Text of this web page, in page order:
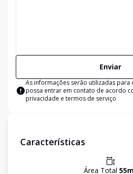
Enviar
As informações serão utilizadas para
possa entrar em contato de acordo
privacidade e termos de serviço
Características
Área Total 55